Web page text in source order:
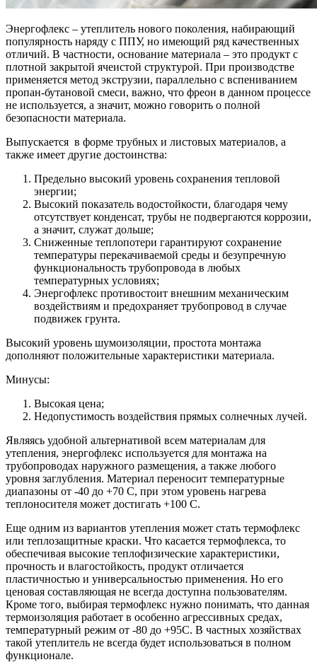
Энергофлекс – утеплитель нового поколения, набирающий
популярность наряду с ППУ, но имеющий ряд качественных
отличий. В частности, основание материала – это продукт с
плотной закрытой ячеистой структурой. При производстве
применяется метод экструзии, параллельно с вспениванием
пропан-бутановой смеси, важно, что фреон в данном процессе
не используется, а значит, можно говорить о полной
безопасности материала.
Выпускается в форме трубных и листовых материалов, а
также имеет другие достоинства:
Предельно высокий уровень сохранения тепловой
энергии;
Высокий показатель водостойкости, благодаря чему
отсутствует конденсат, трубы не подвергаются коррозии,
а значит, служат дольше;
Сниженные теплопотери гарантируют сохранение
температуры перекачиваемой среды и безупречную
функциональность трубопровода в любых
температурных условиях;
Энергофлекс противостоит внешним механическим
воздействиям и предохраняет трубопровод в случае
подвижек грунта.
Высокий уровень шумоизоляции, простота монтажа
дополняют положительные характеристики материала.
Минусы:
Высокая цена;
Недопустимость воздействия прямых солнечных лучей.
Являясь удобной альтернативой всем материалам для
утепления, энергофлекс используется для монтажа на
трубопроводах наружного размещения, а также любого
уровня заглубления. Материал переносит температурные
диапазоны от -40 до +70 С, при этом уровень нагрева
теплоносителя может достигать +100 С.
Еще одним из вариантов утепления может стать термофлекс
или теплозащитные краски. Что касается термофлекса, то
обеспечивая высокие теплофизические характеристики,
прочность и влагостойкость, продукт отличается
пластичностью и универсальностью применения. Но его
ценовая составляющая не всегда доступна пользователям.
Кроме того, выбирая термофлекс нужно понимать, что данная
термоизоляция работает в особенно агрессивных средах,
температурный режим от -80 до +95С. В частных хозяйствах
такой утеплитель не всегда будет использоваться в полном
функционале.